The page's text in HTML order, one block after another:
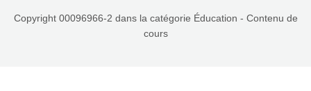
Copyright 00096966-2 dans la catégorie Éducation - Contenu de
cours